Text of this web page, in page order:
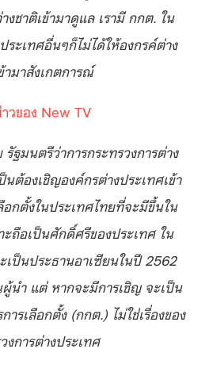
งชาติเข้ามาดูแล เรามี กกต. ใน
ระเทศอื่นๆก็ไม่ได้ให้องกรค์ต่าง
ามาสังเกตการณ์
วของ New TV
ฐมนตรีว่าการกระทรวงการต่าง
ต้องเชิญองค์กรต่างประเทศเข้า
อกตั้งในประเทศไทยที่จะมีขึ้นใน
ถือเป็นศักดิ์ศรีของประเทศ ใน
เป็นประธานอาเซียนในปี 2562
นำ แต่ หากจะมีการเชิญ จะเป็น
ารเลือกตั้ง (กกต.) ไม่ใช่เรื่องของ
งการต่างประเทศ